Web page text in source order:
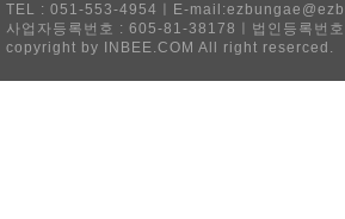
TEL : 051-553-4954ㅣE-
사업자등록번호 : 605-81-38178ㅣ법인등록번
copyright by INBEE.COM All right reserced.